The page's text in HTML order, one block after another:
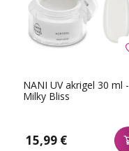
NANI UV akrigel 30 ml -
Milky Bliss
15,99 €